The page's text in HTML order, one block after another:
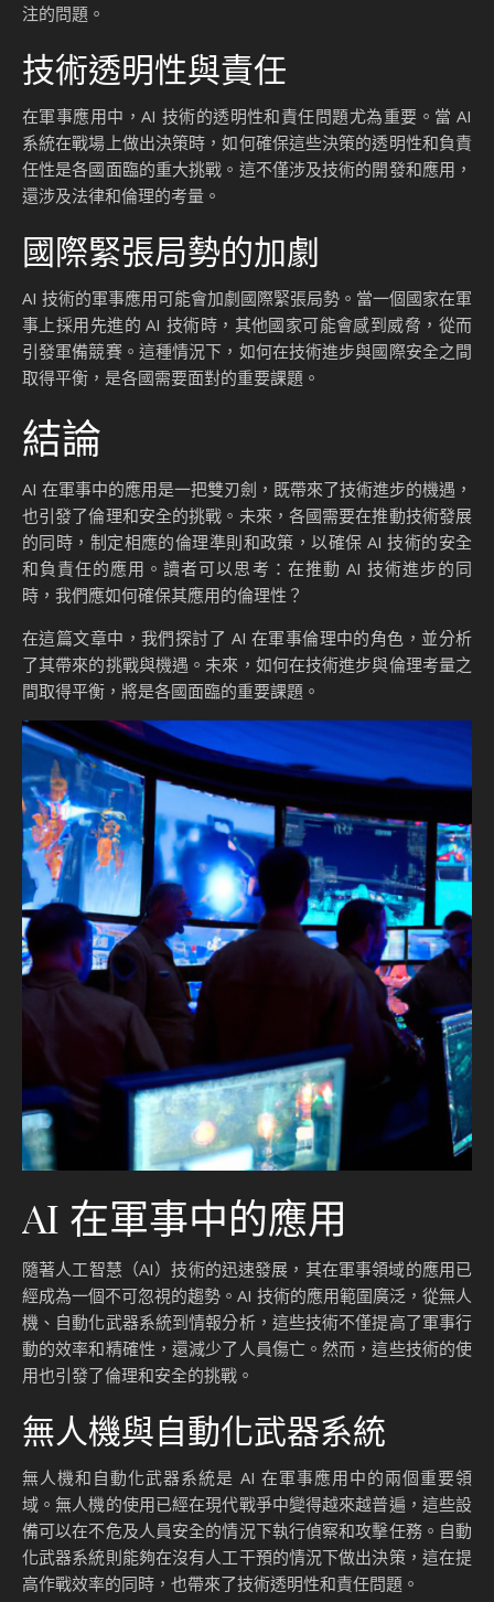
注的問題。
技術透明性與責任
在軍事應用中，AI 技術的透明性和責任問題尤為重要。當 AI
系統在戰場上做出決策時，如何確保這些決策的透明性和負責
任性是各國面臨的重大挑戰。這不僅涉及技術的開發和應用，
還涉及法律和倫理的考量。
國際緊張局勢的加劇
AI 技術的軍事應用可能會加劇國際緊張局勢。當一個國家在軍
事上採用先進的 AI 技術時，其他國家可能會感到威脅，從而
引發軍備競賽。這種情況下，如何在技術進步與國際安全之間
取得平衡，是各國需要面對的重要課題。
結論
AI 在軍事中的應用是一把雙刃劍，既帶來了技術進步的機遇，
也引發了倫理和安全的挑戰。未來，各國需要在推動技術發展
的同時，制定相應的倫理準則和政策，以確保 AI 技術的安全
和負責任的應用。讀者可以思考：在推動 AI 技術進步的同
時，我們應如何確保其應用的倫理性？
在這篇文章中，我們探討了 AI 在軍事倫理中的角色，並分析
了其帶來的挑戰與機遇。未來，如何在技術進步與倫理考量之
間取得平衡，將是各國面臨的重要課題。
AI 在軍事中的應用
隨著人工智慧（AI）技術的迅速發展，其在軍事領域的應用已
經成為一個不可忽視的趨勢。AI 技術的應用範圍廣泛，從無人
機、自動化武器系統到情報分析，這些技術不僅提高了軍事行
動的效率和精確性，還減少了人員傷亡。然而，這些技術的使
用也引發了倫理和安全的挑戰。
無人機與自動化武器系統
無人機和自動化武器系統是 AI 在軍事應用中的兩個重要領
域。無人機的使用已經在現代戰爭中變得越來越普遍，這些設
備可以在不危及人員安全的情況下執行偵察和攻擊任務。自動
化武器系統則能夠在沒有人工干預的情況下做出決策，這在提
高作戰效率的同時，也帶來了技術透明性和責任問題。